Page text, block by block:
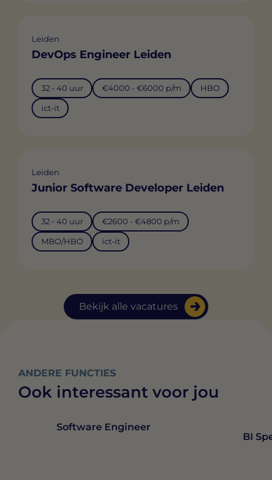
Bekijk alle vacatures
Leiden
DevOps Engineer Leiden
32 - 40 uur €4000 - €6000 p/m HBO
ict-it
Leiden
Junior Software Developer Leiden
32 - 40 uur €2600 - €4800 p/m
MBO/HBO ict-it
ANDERE FUNCTIES
Ook interessant voor jou
Software Engineer
BI